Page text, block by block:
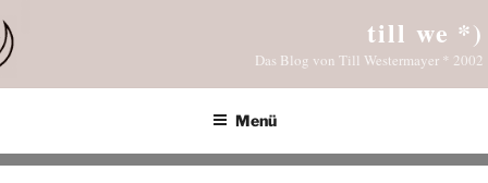
Inhalt
springen
till we *)
Das Blog von Till Westermayer * 2002
Menü